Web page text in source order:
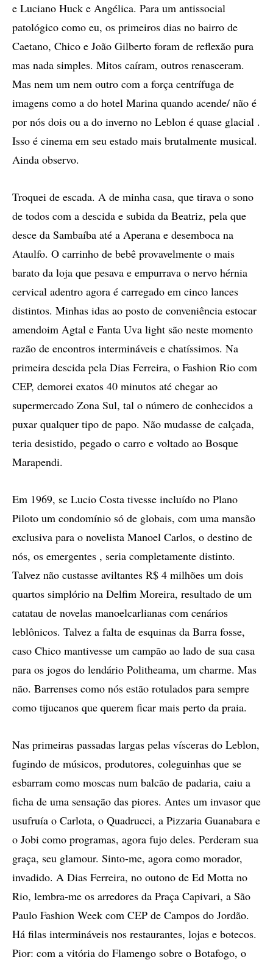
e Luciano Huck e Angélica. Para um antissocial
patológico como eu, os primeiros dias no bairro de
Caetano, Chico e João Gilberto foram de reflexão pura
mas nada simples. Mitos caíram, outros renasceram.
Mas nem um nem outro com a força centrífuga de
imagens como a do hotel Marina quando acende/ não é
por nós dois ou a do inverno no Leblon é quase glacial .
Isso é cinema em seu estado mais brutalmente musical.
Ainda observo.
Troquei de escada. A de minha casa, que tirava o sono
de todos com a descida e subida da Beatriz, pela que
desce da Sambaíba até a Aperana e desemboca na
Ataulfo. O carrinho de bebê provavelmente o mais
barato da loja que pesava e empurrava o nervo hérnia
cervical adentro agora é carregado em cinco lances
distintos. Minhas idas ao posto de conveniência estocar
amendoim Agtal e Fanta Uva light são neste momento
razão de encontros intermináveis e chatíssimos. Na
primeira descida pela Dias Ferreira, o Fashion Rio com
CEP, demorei exatos 40 minutos até chegar ao
supermercado Zona Sul, tal o número de conhecidos a
puxar qualquer tipo de papo. Não mudasse de calçada,
teria desistido, pegado o carro e voltado ao Bosque
Marapendi.
Em 1969, se Lucio Costa tivesse incluído no Plano
Piloto um condomínio só de globais, com uma mansão
exclusiva para o novelista Manoel Carlos, o destino de
nós, os emergentes , seria completamente distinto.
Talvez não custasse aviltantes R$ 4 milhões um dois
quartos simplório na Delfim Moreira, resultado de um
catatau de novelas manoelcarlianas com cenários
leblônicos. Talvez a falta de esquinas da Barra fosse,
caso Chico mantivesse um campão ao lado de sua casa
para os jogos do lendário Politheama, um charme. Mas
não. Barrenses como nós estão rotulados para sempre
como tijucanos que querem ficar mais perto da praia.
Nas primeiras passadas largas pelas vísceras do Leblon,
fugindo de músicos, produtores, coleguinhas que se
esbarram como moscas num balcão de padaria, caiu a
ficha de uma sensação das piores. Antes um invasor que
usufruía o Carlota, o Quadrucci, a Pizzaria Guanabara e
o Jobi como programas, agora fujo deles. Perderam sua
graça, seu glamour. Sinto-me, agora como morador,
invadido. A Dias Ferreira, no outono de Ed Motta no
Rio, lembra-me os arredores da Praça Capivari, a São
Paulo Fashion Week com CEP de Campos do Jordão.
Há filas intermináveis nos restaurantes, lojas e botecos.
Pior: com a vitória do Flamengo sobre o Botafogo, o